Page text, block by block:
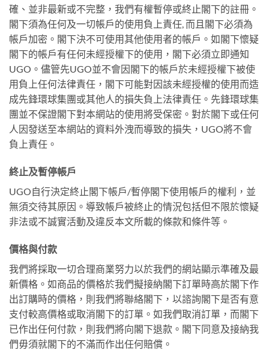
確、並非最新或不完整，我們有權暫停或終止閣下的註冊。
閣下須為任何及一切帳戶的使用負上責任, 而且閣下必須為
帳戶加密。閣下決不可使用其他使用者的帳戶。如閣下懷疑
閣下的帳戶有任何未經授權下的使用，閣下必須立即通知
UGO。儘管先UGO並不會因閣下的帳戶於未經授權下被使
用負上任何法律責任，閣下可能對因該未經授權的使用而造
成先鋒環球集團或其他人的損失負上法律責任。先鋒環球集
團並不保證閣下對本網站的使用將受保密。對於閣下或任何
人因發送至本網站的資料外洩而導致的損失，UGO將不會
負上責任。
終止及暫停帳戶
UGO自行決定終止閣下帳戶/暫停閣下使用帳戶的權利，並
無須交待其原因。導致帳戶被終止的情況包括但不限於懷疑
非法或不誠實活動及違反本文所載的條款和條件等。
價格與付款
我們將採取一切合理商業努力以於我們的網站顯示準確及最
新價格。如商品的價格於我們擬接納閣下訂單時高於閣下作
出訂購時的價格，則我們將聯絡閣下，以諮詢閣下是否有意
支付較高價格或取消閣下的訂單。如我們取消訂單，而閣下
已作出任何付款，則我們將向閣下退款。閣下同意及接納我
們毋須就閣下的不滿而作出任何賠償。